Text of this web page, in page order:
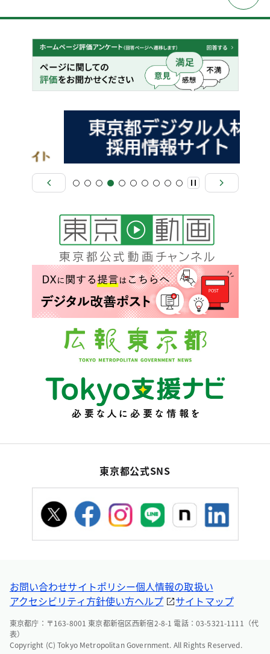
東京都公式SNS
お問い合わせサイトポリシー個人情報の取扱い
アクセシビリティ方針使い方ヘルプ サイトマップ
東京都庁：〒163-8001 東京都新宿区西新宿2-8-1 電話：03-5321-1111（代
表）
Copyright (C) Tokyo Metropolitan Government. All Rights Reserved.